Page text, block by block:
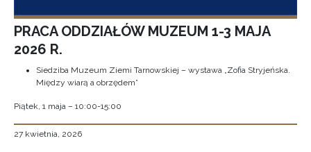
PRACA ODDZIAŁÓW MUZEUM 1-3 MAJA
2026 R.
Siedziba Muzeum Ziemi Tarnowskiej – wystawa „Zofia Stryjeńska.
Między wiarą a obrzędem”
Piątek, 1 maja – 10:00-15:00
27 kwietnia, 2026